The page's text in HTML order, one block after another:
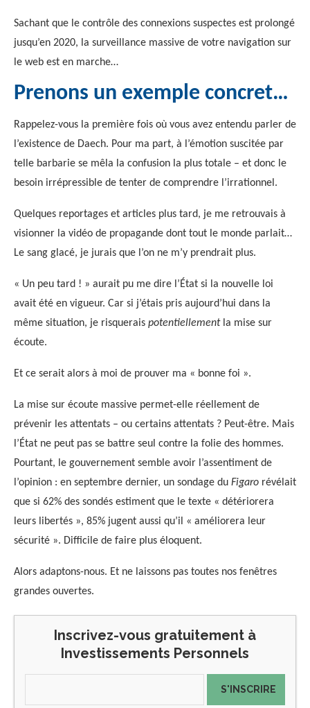
Sachant que le contrôle des connexions suspectes est prolongé
jusqu’en 2020, la surveillance massive de votre navigation sur
le web est en marche…
Prenons un exemple concret…
Rappelez-vous la première fois où vous avez entendu parler de
l’existence de Daech. Pour ma part, à l’émotion suscitée par
telle barbarie se mêla la confusion la plus totale – et donc le
besoin irrépressible de tenter de comprendre l’irrationnel.
Quelques reportages et articles plus tard, je me retrouvais à
visionner la vidéo de propagande dont tout le monde parlait…
Le sang glacé, je jurais que l’on ne m’y prendrait plus.
« Un peu tard ! » aurait pu me dire l’État si la nouvelle loi
avait été en vigueur. Car si j’étais pris aujourd’hui dans la
même situation, je risquerais potentiellementla mise sur
écoute.
Et ce serait alors à moi de prouver ma « bonne foi ».
La mise sur écoute massive permet-elle réellement de
prévenir les attentats – ou certains attentats ? Peut-être. Mais
l’État ne peut pas se battre seul contre la folie des hommes.
Pourtant, le gouvernement semble avoir l’assentiment de
l’opinion : en septembre dernier, un sondage du Figaro révélait
que si 62% des sondés estiment que le texte « détériorera
leurs libertés », 85% jugent aussi qu’il « améliorera leur
sécurité ». Difficile de faire plus éloquent.
Alors adaptons-nous. Et ne laissons pas toutes nos fenêtres
grandes ouvertes.
Inscrivez-vous gratuitement à
Investissements Personnels
S'INSCRIRE